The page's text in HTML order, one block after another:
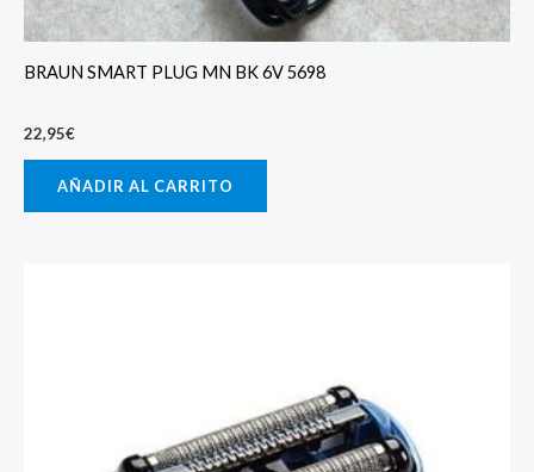
BRAUN SMART PLUG MN BK 6V 5698
22,95€
AÑADIR AL CARRITO